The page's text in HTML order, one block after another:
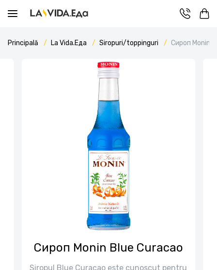
Principală La Vida.Еда Siropuri/toppinguri Сироп Monin
Сироп Monin Blue Curacao
Siropul Blue Curacao este cunoscut pentru